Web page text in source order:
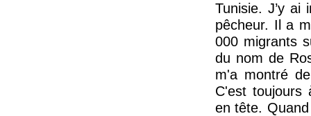
Tunisie. J’y ai
pêcheur. Il a
000 migrants
du nom de
m'a montré
C'est toujours
en tête. Quand